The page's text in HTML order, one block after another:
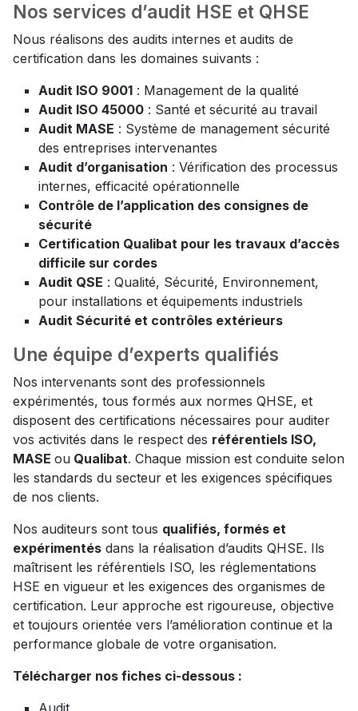
Nos services d’audit HSE et QHSE
Nous réalisons des audits internes et audits de
certification dans les domaines suivants :
Audit ISO 9001 : Management de la qualité
Audit ISO 45000 : Santé et sécurité au travail
Audit MASE : Système de management sécurité
des entreprises intervenantes
Audit d’organisation : Vérification des processus
internes, efficacité opérationnelle
Contrôle de l’application des consignes de
sécurité
Certification Qualibat pour les travaux d’accès
difficile sur cordes
Audit QSE : Qualité, Sécurité, Environnement,
pour installations et équipements industriels
Audit Sécurité et contrôles extérieurs
Une équipe d’experts qualifiés
Nos intervenants sont des professionnels
expérimentés, tous formés aux normes QHSE, et
disposent des certifications nécessaires pour auditer
vos activités dans le respect des référentiels ISO,
MASE ou Qualibat. Chaque mission est conduite selon
les standards du secteur et les exigences spécifiques
de nos clients.
Nos auditeurs sont tous qualifiés, formés et
expérimentés dans la réalisation d’audits QHSE. Ils
maîtrisent les référentiels ISO, les réglementations
HSE en vigueur et les exigences des organismes de
certification. Leur approche est rigoureuse, objective
et toujours orientée vers l’amélioration continue et la
performance globale de votre organisation.
Télécharger nos fiches ci-dessous :